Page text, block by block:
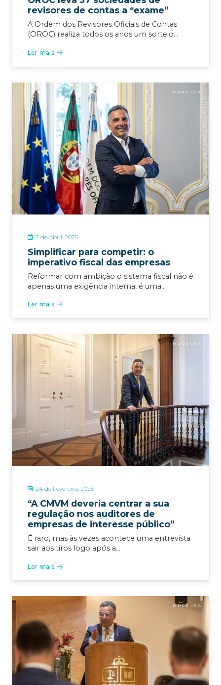
revisores de contas a “exame”
A Ordem dos Revisores Oficiais de Contas
(OROC) realiza todos os anos um sorteio…
Ler mais
IMPRENSA
7 de Abril, 2025
Simplificar para competir: o
imperativo fiscal das empresas
Reformar com ambição o sistema fiscal não é
apenas uma exigência interna, é uma…
Ler mais
IMPRENSA
24 de Fevereiro, 2025
“A CMVM deveria centrar a sua
regulação nos auditores de
empresas de interesse público”
É raro, mas às vezes acontece uma entrevista
sair aos tiros logo após a…
Ler mais
IMPRENSA